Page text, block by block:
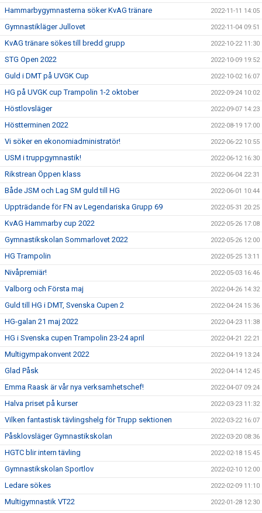
Hammarbygymnasterna söker KvAG tränare 2022-11-11 14:05
Gymnastikläger Jullovet 2022-11-04 09:51
KvAG tränare sökes till bredd grupp 2022-10-22 11:30
STG Open 2022 2022-10-09 19:52
Guld i DMT på UVGK Cup 2022-10-02 16:07
HG på UVGK cup Trampolin 1-2 oktober 2022-09-24 10:02
Höstlovsläger 2022-09-07 14:23
Höstterminen 2022 2022-08-19 17:00
Vi söker en ekonomiadministratör! 2022-06-22 10:55
USM i truppgymnastik! 2022-06-12 16:30
Rikstrean Öppen klass 2022-06-04 22:31
Både JSM och Lag SM guld till HG 2022-06-01 10:44
Uppträdande för FN av Legendariska Grupp 69 2022-05-31 20:25
KvAG Hammarby cup 2022 2022-05-26 17:08
Gymnastikskolan Sommarlovet 2022 2022-05-26 12:00
HG Trampolin 2022-05-25 13:11
Nivåpremiär! 2022-05-03 16:46
Valborg och Första maj 2022-04-26 14:32
Guld till HG i DMT, Svenska Cupen 2 2022-04-24 15:36
HG-galan 21 maj 2022 2022-04-23 11:38
HG i Svenska cupen Trampolin 23-24 april 2022-04-21 22:21
Multigympakonvent 2022 2022-04-19 13:24
Glad Påsk 2022-04-14 12:45
Emma Raask är vår nya verksamhetschef! 2022-04-07 09:24
Halva priset på kurser 2022-03-23 11:32
Vilken fantastisk tävlingshelg för Trupp sektionen 2022-03-22 16:07
Påsklovsläger Gymnastikskolan 2022-03-20 08:36
HGTC blir intern tävling 2022-02-18 15:45
Gymnastikskolan Sportlov 2022-02-10 12:00
Ledare sökes 2022-02-09 11:10
Multigymnastik VT22 2022-01-28 12:30